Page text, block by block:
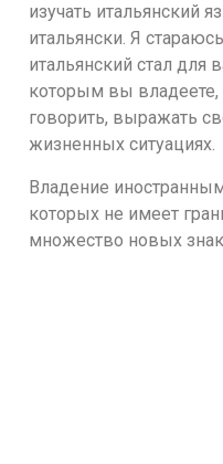
изучать итальянский
итальянски. Я
итальянский стал для
которым вы
говорить, выражать
жизненных ситуациях.
Владение
которых не имеет
множество новых